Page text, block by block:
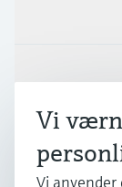
Vi
Vi anvender